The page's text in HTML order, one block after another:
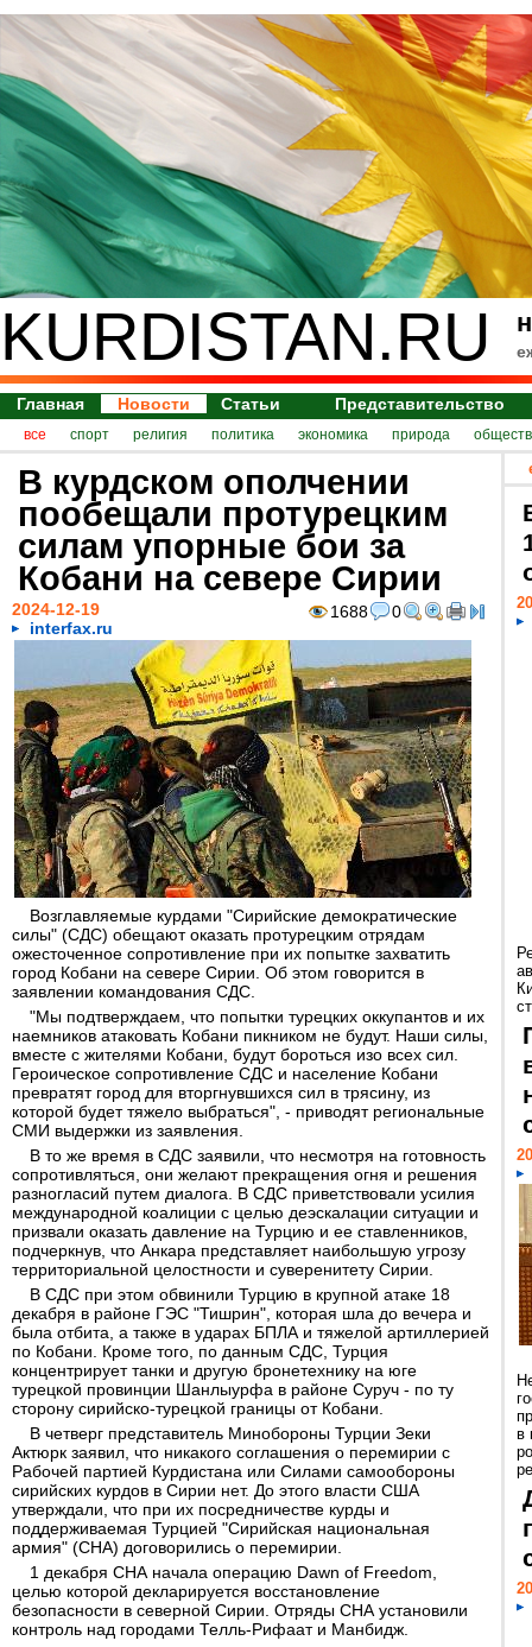
KURDISTAN.RU
Главная Новости Статьи Представительство
все спорт религия политика экономика природа
В курдском ополчении
пообещали протурецким
силам упорные бои за
Кобани на севере Сирии
1688 0
2024-12-19
interfax.ru
Возглавляемые курдами "Сирийские демократические
силы" (СДС) обещают оказать протурецким отрядам
ожесточенное сопротивление при их попытке захватить
город Кобани на севере Сирии. Об этом говорится в
заявлении командования СДС.
"Мы подтверждаем, что попытки турецких оккупантов и их
наемников атаковать Кобани пикником не будут. Наши силы,
вместе с жителями Кобани, будут бороться изо всех сил.
Героическое сопротивление СДС и население Кобани
превратят город для вторгнувшихся сил в трясину, из
которой будет тяжело выбраться", - приводят региональные
СМИ выдержки из заявления.
В то же время в СДС заявили, что несмотря на готовность
сопротивляться, они желают прекращения огня и решения
разногласий путем диалога. В СДС приветствовали усилия
международной коалиции с целью деэскалации ситуации и
призвали оказать давление на Турцию и ее ставленников,
подчеркнув, что Анкара представляет наибольшую угрозу
территориальной целостности и суверенитету Сирии.
В СДС при этом обвинили Турцию в крупной атаке 18
декабря в районе ГЭС "Тишрин", которая шла до вечера и
была отбита, а также в ударах БПЛА и тяжелой артиллерией
по Кобани. Кроме того, по данным СДС, Турция
концентрирует танки и другую бронетехнику на юге
турецкой провинции Шанлыурфа в районе Суруч - по ту
сторону сирийско-турецкой границы от Кобани.
В четверг представитель Минобороны Турции Зеки
Актюрк заявил, что никакого соглашения о перемирии с
Рабочей партией Курдистана или Силами самообороны
сирийских курдов в Сирии нет. До этого власти США
утверждали, что при их посредничестве курды и
поддерживаемая Турцией "Сирийская национальная
армия" (СНА) договорились о перемирии.
1 декабря СНА начала операцию Dawn of Freedom,
целью которой декларируется восстановление
безопасности в северной Сирии. Отряды СНА установили
контроль над городами Телль-Рифаат и Манбидж.
в